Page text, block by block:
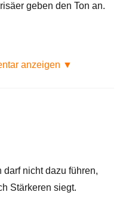
geben den Ton an.
anzeigen ▼
nicht dazu führen,
Stärkeren siegt.